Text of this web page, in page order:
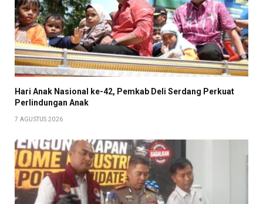
Hari Anak Nasional ke-42, Pemkab Deli Serdang Perkuat
Perlindungan Anak
7 AGUSTUS 2026